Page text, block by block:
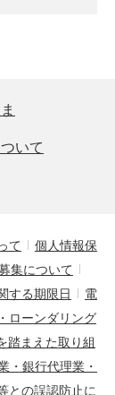
いて
て
個人情報保
集について
する期限日
電
ローンダリング
踏まえた取り組
・銀行代理業・
との誤認防止に